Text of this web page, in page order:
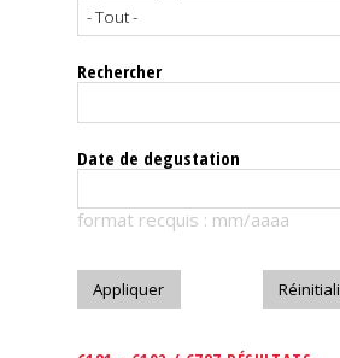
Le
magazine
Télécharger
Rechercher
Date de degustation
format recquis : mm/aaaa